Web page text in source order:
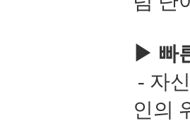
▶ 빠
- 자
인의